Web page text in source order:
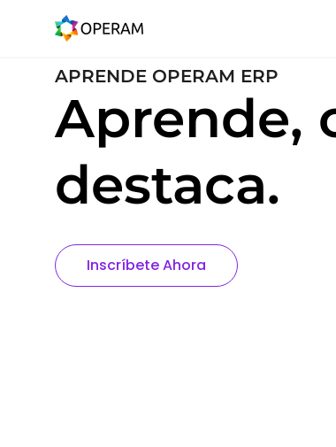
APRENDE OPERAM ERP
Aprende,
destaca.
Inscríbete Ahora